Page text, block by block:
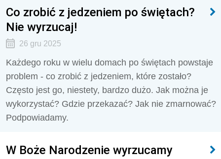
Co zrobić z jedzeniem po świętach?
Nie wyrzucaj!
26 gru 2025
Każdego roku w wielu domach po świętach powstaje
problem - co zrobić z jedzeniem, które zostało?
Często jest go, niestety, bardzo dużo. Jak można je
wykorzystać? Gdzie przekazać? Jak nie zmarnować?
Podpowiadamy.
W Boże Narodzenie wyrzucamy